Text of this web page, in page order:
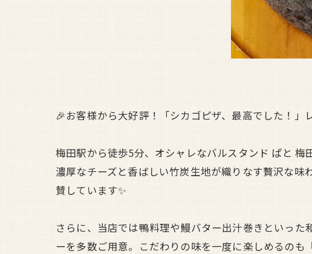
🎉お客様から大好評！「シカゴピザ、最高でした！」
梅田駅から徒歩5分、オシャレなバルスタンド ぱと
濃厚なチーズと香ばしい竹炭生地が織りなす贅沢な
賛しています✨
さらに、当店では鴨料理や鰻バター出汁巻きといっ
ーを多数ご用意。こだわりの味を一度に楽しめるのも